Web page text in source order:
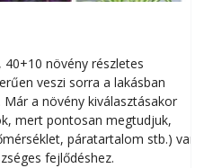
növény részletes
veszi sorra a lakásban
a növény kiválasztásakor
mert pontosan megtudjuk,
páratartalom stb.) van
fejlődéshez.